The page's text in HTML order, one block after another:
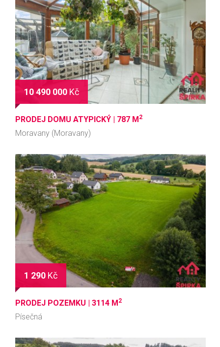
10 490 000Kč
PRODEJ DOMU ATYPICKÝ | 787 M 2
Moravany (Moravany)
1 290Kč
PRODEJ POZEMKU | 3114 M 2
Písečná